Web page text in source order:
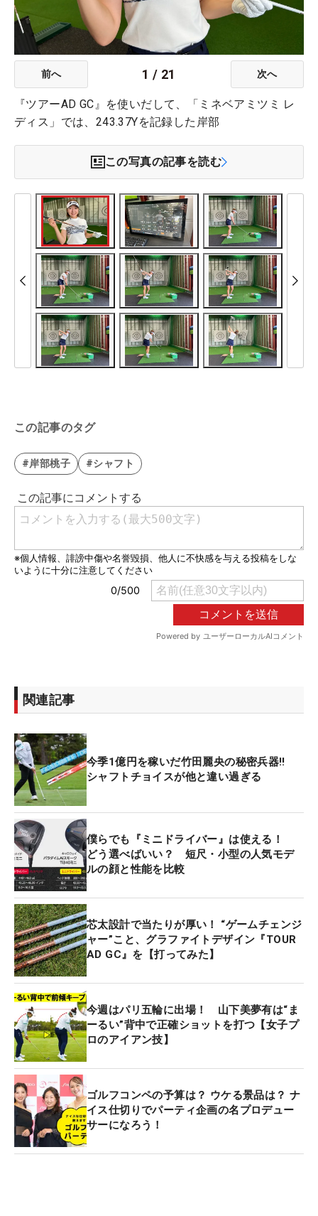
前へ 1 / 21 次へ
『ツアーAD GC』を使いだして、「ミネベアミツミ レ
ディス」では、243.37Yを記録した岸部
この写真の記事を読む
この記事のタグ
#岸部桃子 #シャフト
関連記事
今季1億円を稼いだ竹田麗央の秘密兵器‼
シャフトチョイスが他と違い過ぎる
僕らでも『ミニドライバー』は使える！
どう選べばいい？ 短尺・小型の人気モデ
ルの顔と性能を比較
芯太設計で当たりが厚い！ “ゲームチェンジ
ャー”こと、グラファイトデザイン『TOUR
AD GC』を【打ってみた】
今週はパリ五輪に出場！ 山下美夢有は“ま
ーるい”背中で正確ショットを打つ【女子プ
ロのアイアン技】
ゴルフコンペの予算は？ ウケる景品は？ ナ
イス仕切りでパーティ企画の名プロデュー
サーになろう！